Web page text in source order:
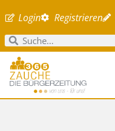
Login Registrieren